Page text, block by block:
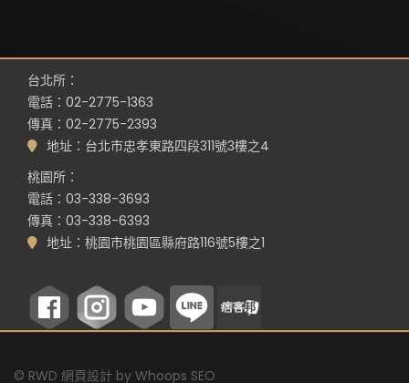
台北所：
電話：02-2775-1363
傳真：02-2775-2393
地址：台北市忠孝東路四段311號3樓之4
桃園所：
電話：03-338-3693
傳真：03-338-6393
地址：桃園市桃園區縣府路116號5樓之1
© RWD 網頁設計 by Whoops SEO